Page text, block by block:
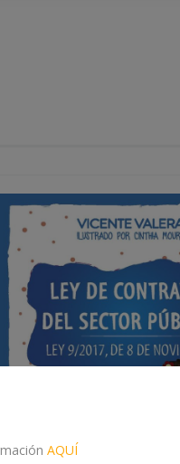
AQUÍ